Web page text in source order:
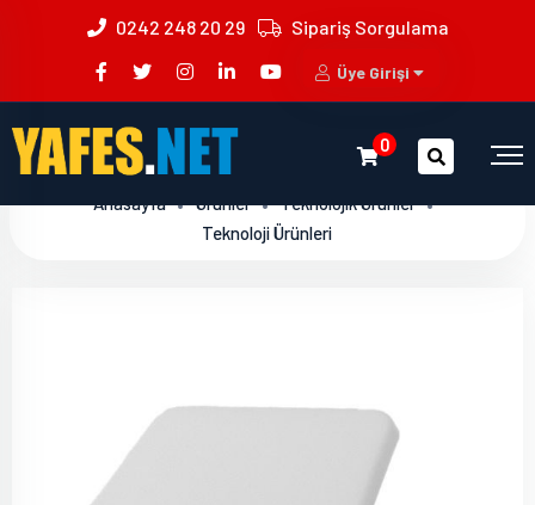
0242 248 20 29 Sipariş Sorgulama
Üye Girişi
0
Anasayfa Ürünler
Teknolojik Ürünler
Teknoloji Ürünleri